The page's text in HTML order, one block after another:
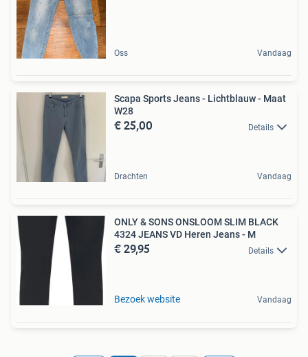
Oss Vandaag
Scapa Sports Jeans - Lichtblauw - Maat
W28
€ 25,00 Details
Drachten Vandaag
ONLY & SONS ONSLOOM SLIM BLACK
4324 JEANS VD Heren Jeans - M
€ 29,95 Details
Bezoek website Vandaag